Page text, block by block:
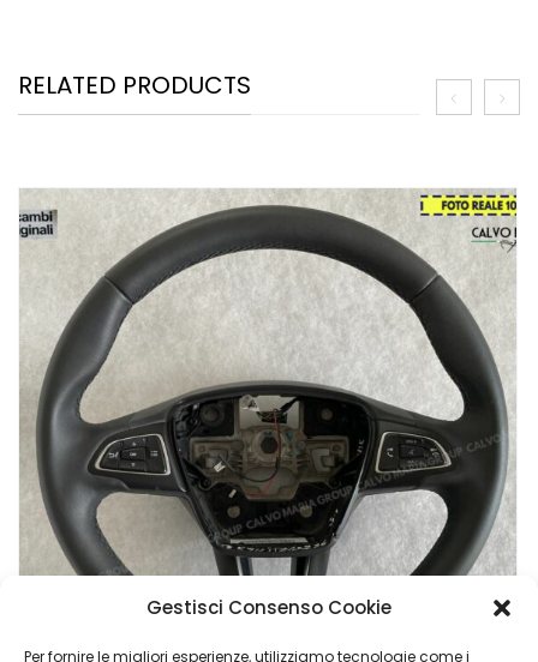
Gestisci Consenso Cookie
Per fornire le migliori esperienze, utilizziamo tecnologie come i
RELATED PRODUCTS